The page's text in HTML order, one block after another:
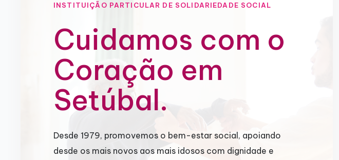
INSTITUIÇÃO PARTICULAR DE SOLIDARIEDADE SOCIAL
Cuidamos com o
Coração em
Setúbal.
Desde 1979, promovemos o bem-estar social, apoiando
desde os mais novos aos mais idosos com dignidade e